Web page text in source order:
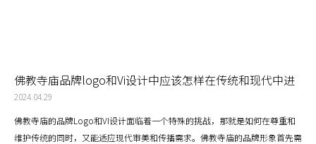
佛教寺庙品牌logo和Vi设计中应该怎样在传统和现代中进
行取舍？
2024.04.29
佛教寺庙的品牌Logo和VI设计面临着一个特殊的挑战，那就是如何在尊重和
维护传统的同时，又能适应现代审美和传播需求。佛教寺庙的品牌形象首先需